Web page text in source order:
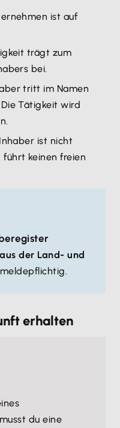
ist auf
trägt zum
bei.
tritt im Namen
Tätigkeit wird
ist nicht
keinen freien
der Land- und
erhalten
du eine